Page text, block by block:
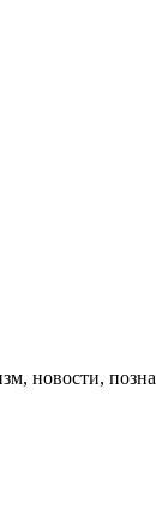
новости,